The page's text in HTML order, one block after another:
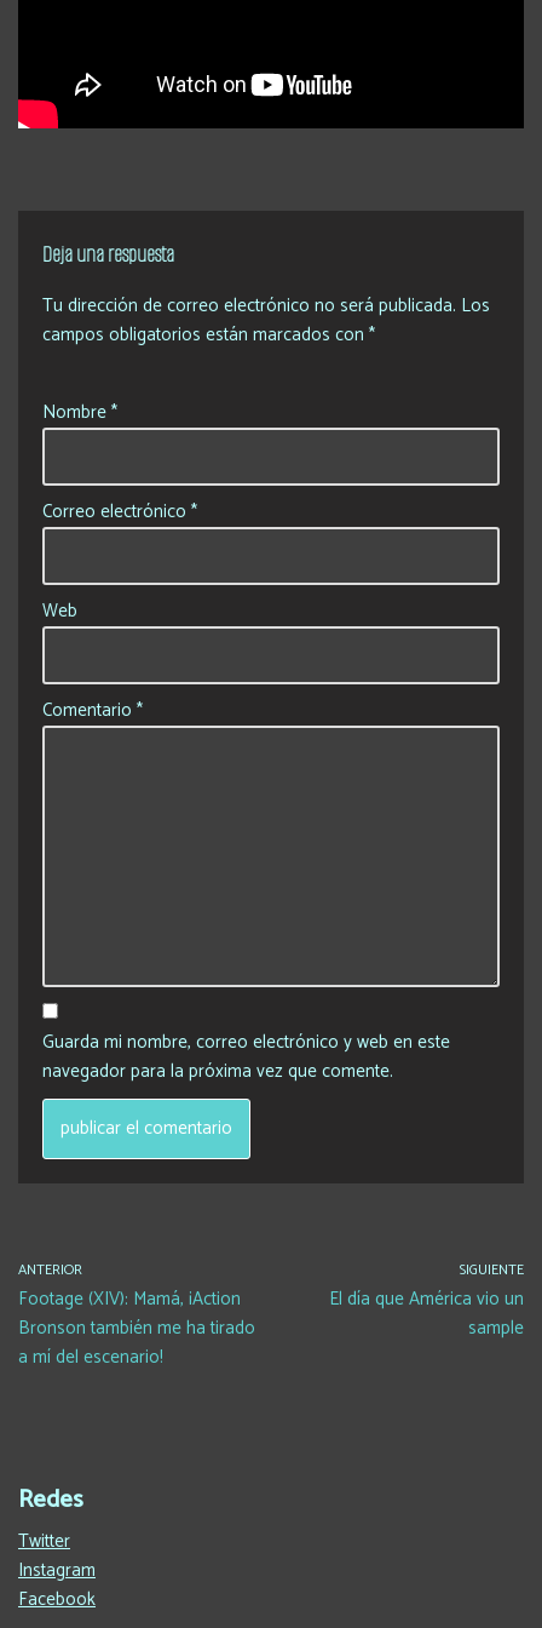
Deja una respuesta
Tu dirección de correo electrónico no será publicada. Los
campos obligatorios están marcados con *
Nombre*
Correo electrónico *
Web
Comentario *
Guarda mi nombre, correo electrónico y web en este
navegador para la próxima vez que comente.
ANTERIOR
Footage (XIV): Mamá, ¡Action
Bronson también me ha tirado
a mí del escenario!
SIGUIENTE
El día que América vio un
sample
Redes
Twitter
Instagram
Facebook